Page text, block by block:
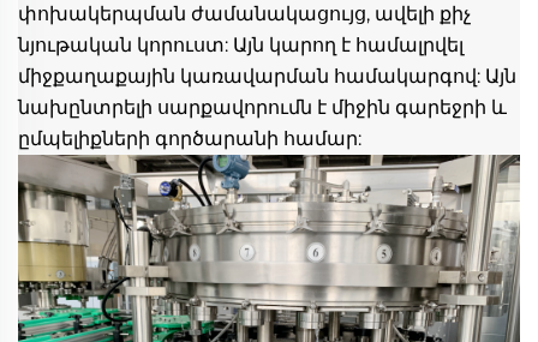
փոխակերպման ժամանակացույց, ավելի քիչ
նյութական կորուստ: Այն կարող է համալրվել
միջքաղաքային կառավարման համակարգով: Այն
նախընտրելի սարքավորումն է միջին գարեջրի և
ըմպելիքների գործարանի համար: